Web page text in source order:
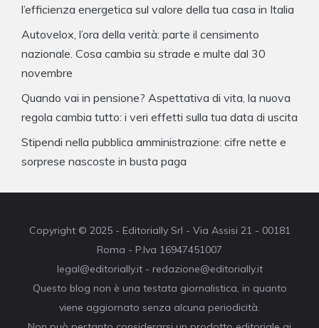
l’efficienza energetica sul valore della tua casa in Italia
Autovelox, l’ora della verità: parte il censimento
nazionale. Cosa cambia su strade e multe dal 30
novembre
Quando vai in pensione? Aspettativa di vita, la nuova
regola cambia tutto: i veri effetti sulla tua data di uscita
Stipendi nella pubblica amministrazione: cifre nette e
sorprese nascoste in busta paga
Copyright © 2025 - Editorially Srl - Via Assisi 21 - 00181
Roma - P.Iva 16947451007
legal@editorially.it - redazione@editorially.it
Questo blog non è una testata giornalistica, in quanto
viene aggiornato senza alcuna periodicità.